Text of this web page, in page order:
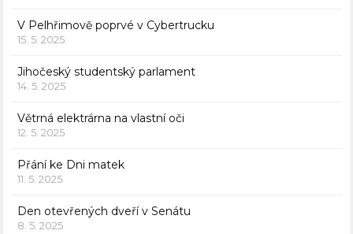
V Pelhřimově poprvé v Cybertrucku
15. 5. 2025
Jihočeský studentský parlament
14. 5. 2025
Větrná elektrárna na vlastní oči
12. 5. 2025
Přání ke Dni matek
11. 5. 2025
Den otevřených dveří v Senátu
8. 5. 2025